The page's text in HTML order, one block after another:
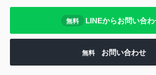
無料 LINEからお問い合わ
無料 お問い合わせ